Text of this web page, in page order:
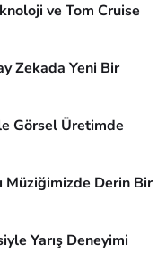
ve Tom Cruise
Zekada Yeni Bir
Görsel Üretimde
Müziğimizde Derin Bir
Yarış Deneyimi